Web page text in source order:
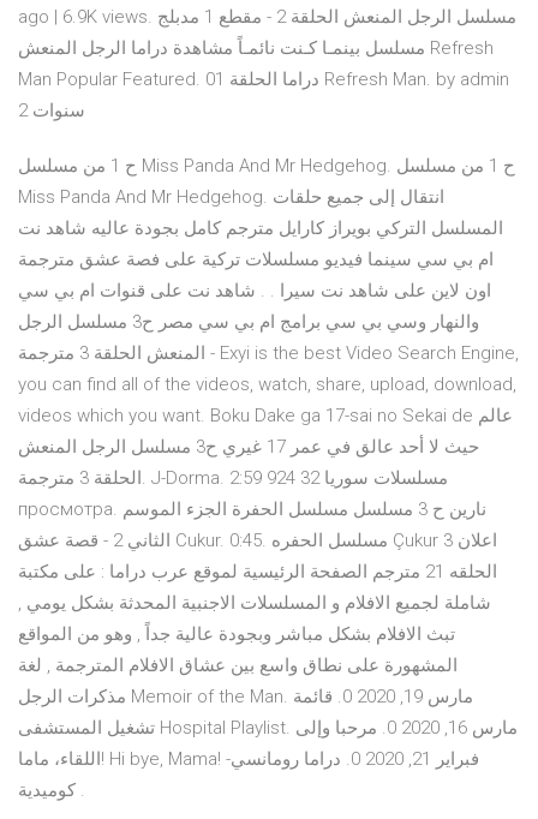
ago | 6.9K views. مسلسل الرجل المنعش الحلقة 2 - مقطع 1 مدبلج
مسلسل بينمـا كـنت نائمـاً مشاهدة دراما الرجل المنعش Refresh
Man Popular Featured. دراما الحلقة 01 Refresh Man. by admin
2 سنوات
ح 1 من مسلسل Miss Panda And Mr Hedgehog. ح 1 من مسلسل
Miss Panda And Mr Hedgehog. انتقال إلى جميع حلقات
المسلسل التركي بويراز كارايل مترجم كامل بجودة عاليه شاهد نت
ام بي سي سينما فيديو مسلسلات تركية على فصة عشق مترجمة
اون لاين على شاهد نت سيرا . . شاهد نت على قنوات ام بي سي
والنهار وسي بي سي برامج ام بي سي مصر ح3 مسلسل الرجل
المنعش الحلقة 3 مترجمة - Exyi is the best Video Search Engine,
you can find all of the videos, watch, share, upload, download,
videos which you want. Boku Dake ga 17-sai no Sekai de عالم
حيث لا أحد عالق في عمر 17 غيري ح3 مسلسل الرجل المنعش
الحلقة 3 مترجمة. J-Dorma. 2:59 مسلسلات سوريا 32 924
просмотра. نارين ح 3 مسلسل مسلسل الحفرة الجزء الموسم
الثاني 2 - قصة عشق Cukur. 0:45. مسلسل الحفره Çukur اعلان 3
الحلقه 21 مترجم الصفحة الرئيسية لموقع عرب دراما : على مكتبة
شاملة لجميع الافلام و المسلسلات الاجنبية المحدثة بشكل يومي ,
تبث الافلام بشكل مباشر وبجودة عالية جداً , وهو من المواقع
المشهورة على نطاق واسع بين عشاق الافلام المترجمة , لغة
مذكرات الرجل Memoir of the Man. مارس 19, 2020 0. قائمة
تشغيل المستشفى Hospital Playlist. مارس 16, 2020 0. مرحبا وإلى
اللقاء، ماما! Hi bye, Mama! فبراير 21, 2020 0. دراما رومانسي-
كوميدية .